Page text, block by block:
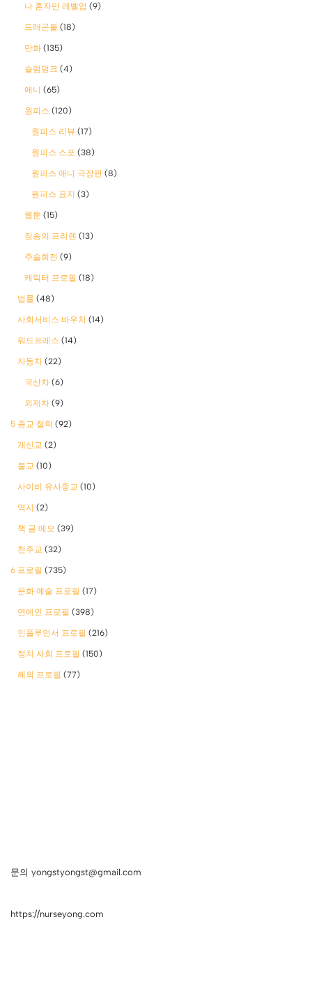
나 혼자만 레벨업 (9)
드래곤볼 (18)
만화 (135)
슬램덩크 (4)
애니 (65)
원피스 (120)
원피스 리뷰 (17)
원피스 스포 (38)
원피스 애니 극장판 (8)
원피스 표지 (3)
웹툰 (15)
장송의 프리렌 (13)
주술회전 (9)
캐릭터 프로필 (18)
법률 (48)
사회서비스 바우처 (14)
워드프레스 (14)
자동차 (22)
국산차 (6)
외제차 (9)
5 종교 철학 (92)
개신교 (2)
불교 (10)
사이비 유사종교 (10)
역사 (2)
책 글 메모 (39)
천주교 (32)
6 프로필 (735)
문화 예술 프로필 (17)
연예인 프로필 (398)
인플루언서 프로필 (216)
정치 사회 프로필 (150)
해외 프로필 (77)
문의 yongstyongst@gmail.com
https://nurseyong.com